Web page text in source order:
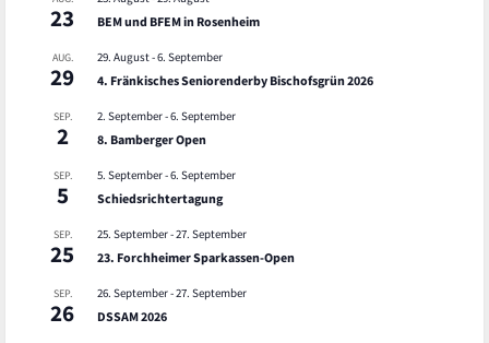
23 BEM und BFEM in Rosenheim
AUG.
29
29. August-6. September
4. Fränkisches Seniorenderby Bischofsgrün 2026
SEP.
2
2. September-6. September
8. Bamberger Open
SEP.
5
5. September-6. September
Schiedsrichtertagung
SEP.
25
25. September-27. September
23. Forchheimer Sparkassen-Open
SEP.
26
26. September-27. September
DSSAM 2026